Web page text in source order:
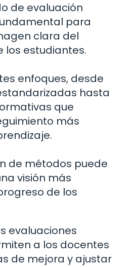
de evaluación
para
clara del
los estudiantes.
enfoques, desde
hasta
que
más
de métodos puede
visión más
de los
evaluaciones
a los docentes
de mejora y ajustar